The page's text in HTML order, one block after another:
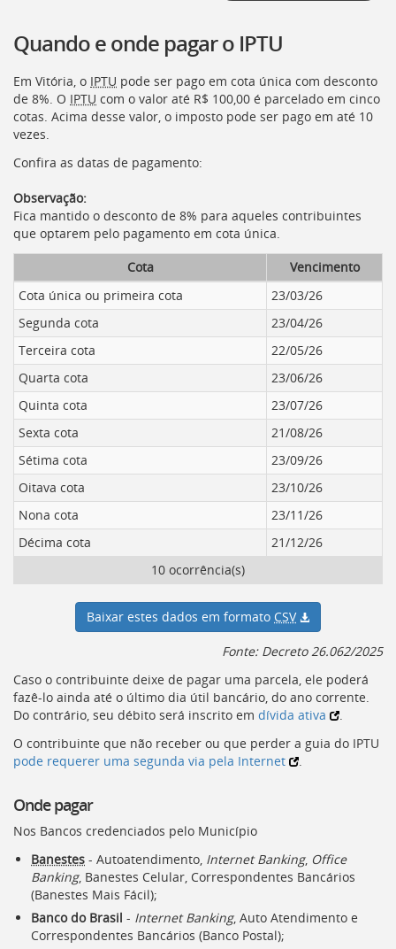
Quando e onde pagar o IPTU
Em Vitória, o IPTU pode ser pago em cota única com desconto
de 8%. O IPTU com o valor até R$ 100,00 é parcelado em cinco
cotas. Acima desse valor, o imposto pode ser pago em até 10
vezes.
Confira as datas de pagamento:
Observação:
Fica mantido o desconto de 8% para aqueles contribuintes
que optarem pelo pagamento em cota única.
Cota
Vencimento
Cota única ou primeira cota
23/03/26
Segunda cota
23/04/26
Terceira cota
22/05/26
Quarta cota
23/06/26
Quinta cota
23/07/26
Sexta cota
21/08/26
Sétima cota
23/09/26
Oitava cota
23/10/26
Nona cota
23/11/26
Décima cota
21/12/26
10 ocorrência(s)
Baixar estes dados em formato CSV
Fonte: Decreto 26.062/2025
Caso o contribuinte deixe de pagar uma parcela, ele poderá
fazê-lo ainda até o último dia útil bancário, do ano corrente.
Do contrário, seu débito será inscrito em dívida ativa
.
O contribuinte que não receber ou que perder a guia do IPTU
pode requerer uma segunda via pela Internet
.
Onde pagar
Nos Bancos credenciados pelo Município
Banestes - Autoatendimento, Internet Banking, Office
Banking, Banestes Celular, Correspondentes Bancários
(Banestes Mais Fácil);
Banco do Brasil - Internet Banking, Auto Atendimento e
Correspondentes Bancários (Banco Postal);